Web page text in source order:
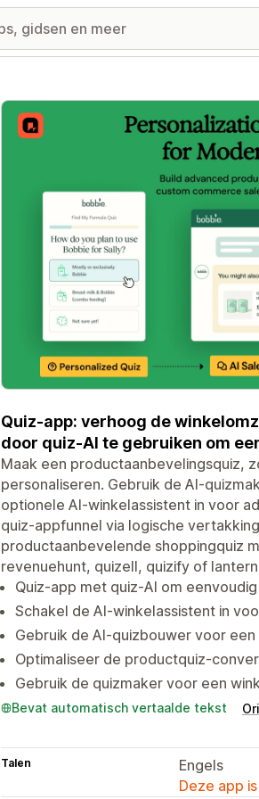
Galerij met uitgelichte afbeeldingen
Quiz-app: verhoog de
door quiz-AI te gebruiken om
Maak een productaanbevelingsquiz,
personaliseren. Gebruik de AI-
optionele AI-winkelassistent in voor
quiz-appfunnel via logische
productaanbevelende shoppingquiz
revenuehunt, quizell, quizify of
Quiz-app met quiz-AI om
Schakel de AI-winkelassistent in
Gebruik de AI-quizbouwer voor
Optimaliseer de productquiz-
Gebruik de quizmaker voor een
Bevat automatisch vertaalde tekst
Talen
Engels
Deze app